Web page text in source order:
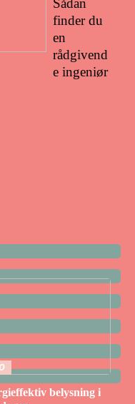
Sådan
finder du
en
rådgivend
e ingeniør
belysning i